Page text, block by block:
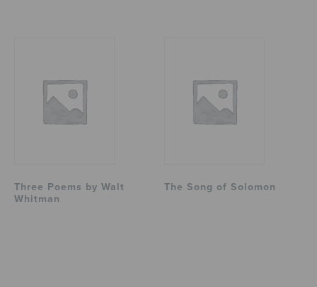
Three Poems by Walt
Whitman
The Song of Solomon